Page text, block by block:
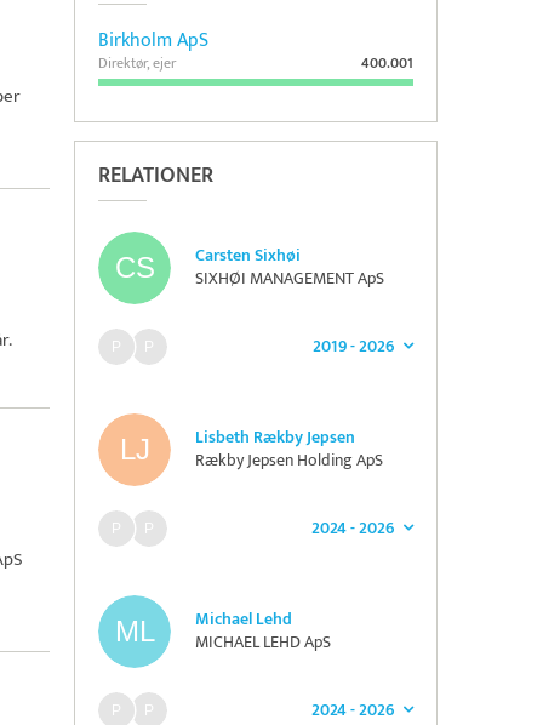
Birkholm ApS
400.001
Direktør, ejer
RELATIONER
Carsten Sixhøi
SIXHØI MANAGEMENT ApS
2019 - 2026
Lisbeth Rækby Jepsen
Rækby Jepsen Holding ApS
2024 - 2026
Michael Lehd
MICHAEL LEHD ApS
2024 - 2026